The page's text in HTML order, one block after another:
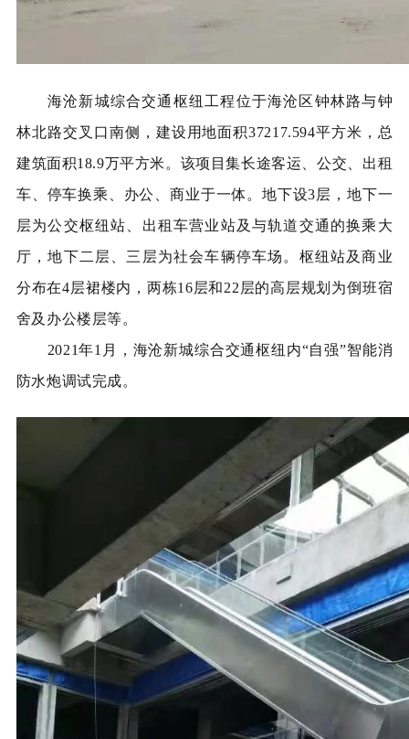
海沧新城综合交通枢纽工程位于海沧区钟林路与钟
林北路交叉口南侧，建设用地面积37217.594平方米，总
建筑面积18.9万平方米。该项目集长途客运、公交、出租
车、停车换乘、办公、商业于一体。地下设3层，地下一
层为公交枢纽站、出租车营业站及与轨道交通的换乘大
厅，地下二层、三层为社会车辆停车场。枢纽站及商业
分布在4层裙楼内，两栋16层和22层的高层规划为倒班宿
舍及办公楼层等。
2021年1月， 海沧新城综合交通枢纽 内“自强”智能消
防水炮调试完成。